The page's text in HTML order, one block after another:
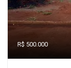
R$ 500.000